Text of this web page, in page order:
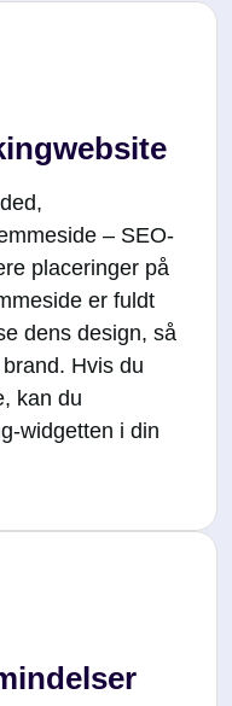
– SEO-
placeringer på
er fuldt
dens design, så
Hvis du
kan du
widgetten i din